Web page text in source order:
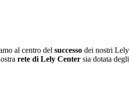
al centro del successo dei nostri
rete di Lely Center sia dotata degli